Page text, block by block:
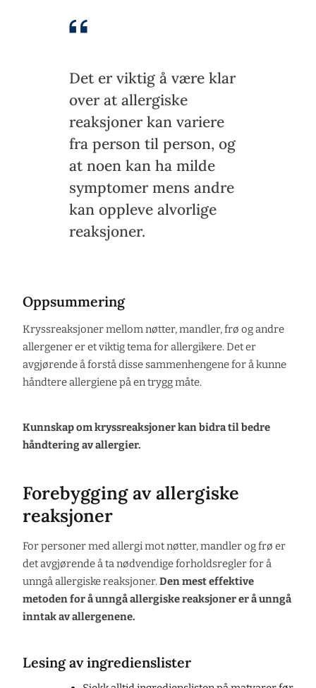
Det er viktig å være klar
over at allergiske
reaksjoner kan variere
fra person til person, og
at noen kan ha milde
symptomer mens andre
kan oppleve alvorlige
reaksjoner.
Oppsummering
Kryssreaksjoner mellom nøtter, mandler, frø og andre
allergener er et viktig tema for allergikere. Det er
avgjørende å forstå disse sammenhengene for å kunne
håndtere allergiene på en trygg måte.
Kunnskap om kryssreaksjoner kan bidra til bedre
håndtering av allergier.
Forebygging av allergiske
reaksjoner
For personer med allergi mot nøtter, mandler og frø er
det avgjørende å ta nødvendige forholdsregler for å
unngå allergiske reaksjoner.Den mest effektive
metoden for å unngå allergiske reaksjoner er å unngå
inntak av allergenene.
Lesing av ingredienslister